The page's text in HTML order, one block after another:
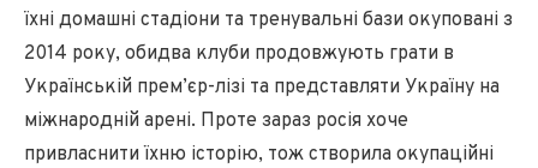
їхні домашні стадіони та тренувальні бази окуповані з
2014 року, обидва клуби продовжують грати в
Українській прем’єр-лізі та представляти Україну на
міжнародній арені. Проте зараз росія хоче
привласнити їхню історію, тож створила окупаційні